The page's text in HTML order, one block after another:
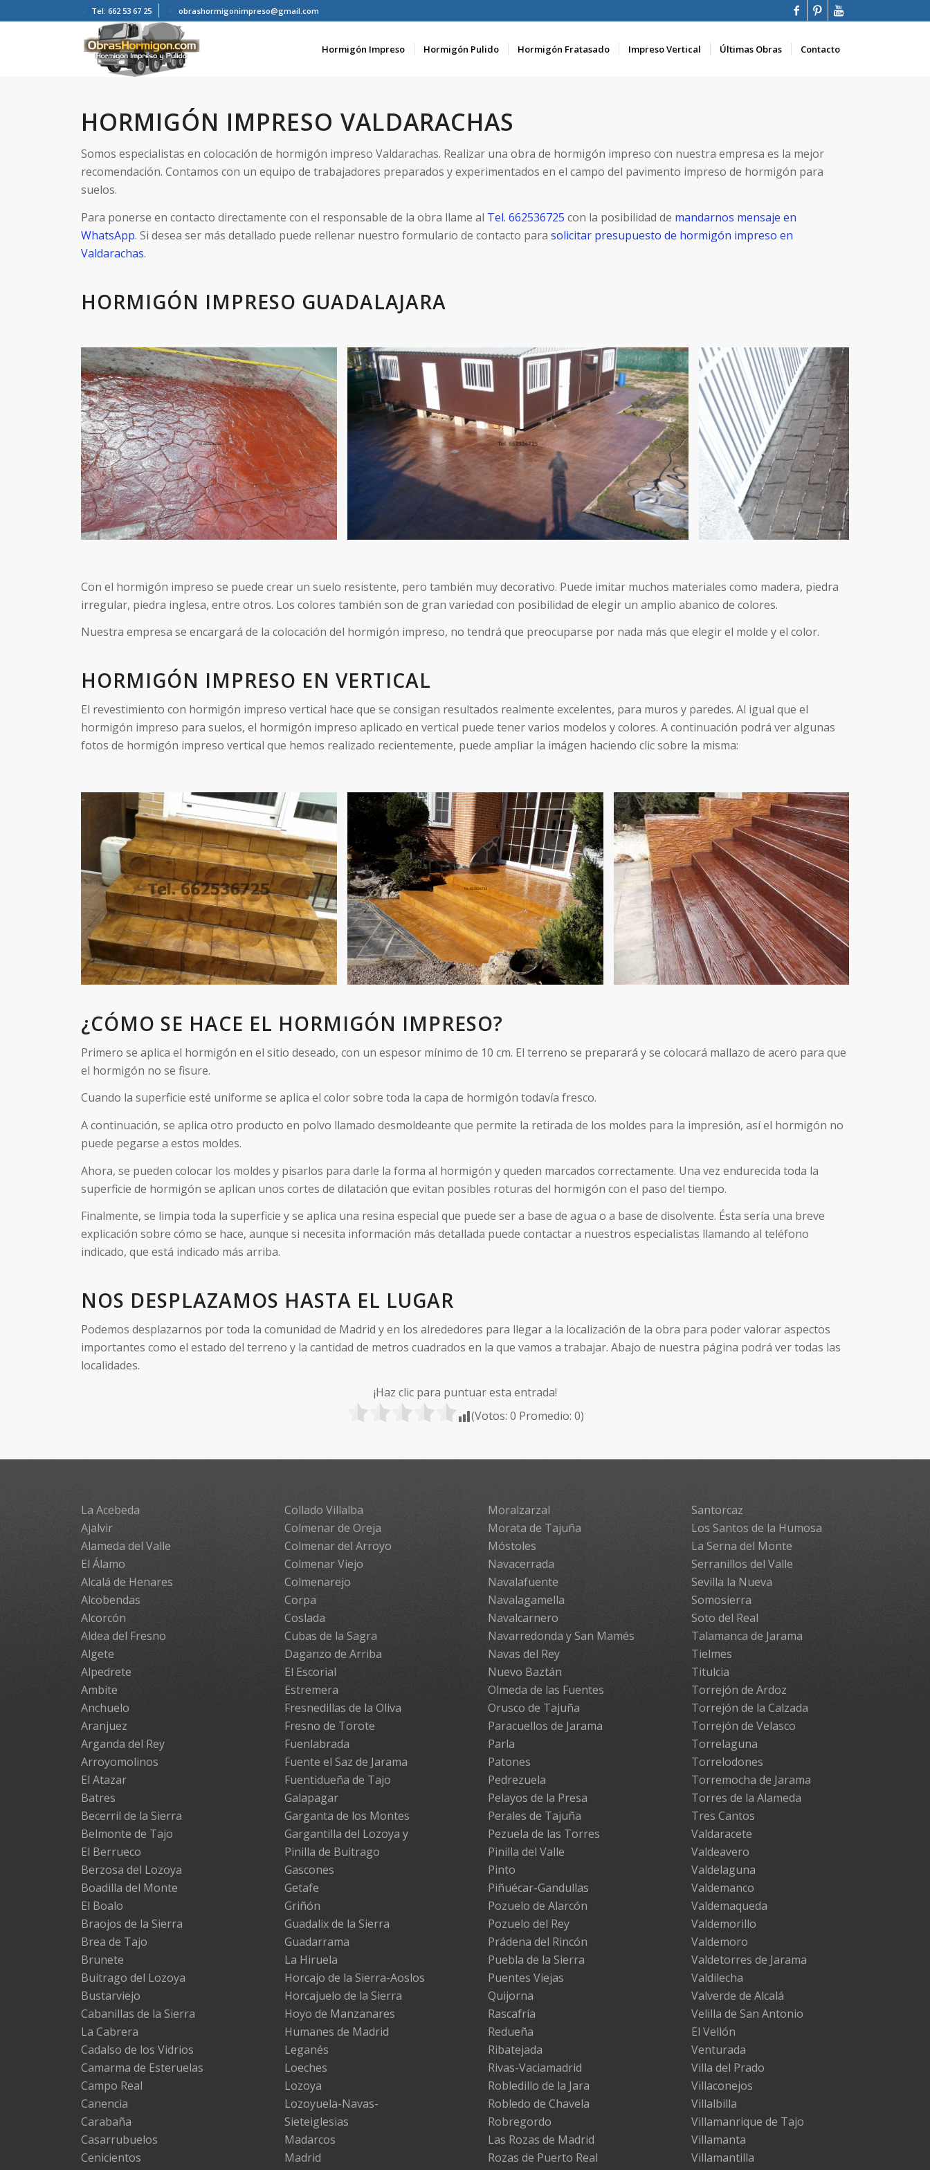
Tel: 662 53 67 25 obrashormigonimpreso@gmail.com
Hormigón Impreso Hormigón Pulido Hormigón Fratasado Impreso Vertical Últimas Obras Contacto
HORMIGÓN IMPRESO VALDARACHAS
Somos especialistas en colocación de hormigón impreso Valdarachas. Realizar una obra de hormigón impreso con nuestra empresa es la mejor
recomendación. Contamos con un equipo de trabajadores preparados y experimentados en el campo del pavimento impreso de hormigón para
suelos.
Para ponerse en contacto directamente con el responsable de la obra llame al Tel. 662536725 con la posibilidad de mandarnos mensaje en
WhatsApp. Si desea ser más detallado puede rellenar nuestro formulario de contacto parasolicitar presupuesto de hormigón impreso en
Valdarachas.
HORMIGÓN IMPRESO GUADALAJARA
Con el hormigón impreso se puede crear un suelo resistente, pero también muy decorativo. Puede imitar muchos materiales como madera, piedra
irregular, piedra inglesa, entre otros. Los colores también son de gran variedad con posibilidad de elegir un amplio abanico de colores.
Nuestra empresa se encargará de la colocación del hormigón impreso, no tendrá que preocuparse por nada más que elegir el molde y el color.
HORMIGÓN IMPRESO EN VERTICAL
El revestimiento con hormigón impreso vertical hace que se consigan resultados realmente excelentes, para muros y paredes. Al igual que el
hormigón impreso para suelos, el hormigón impreso aplicado en vertical puede tener varios modelos y colores. A continuación podrá ver algunas
fotos de hormigón impreso vertical que hemos realizado recientemente, puede ampliar la imágen haciendo clic sobre la misma:
¿CÓMO SE HACE EL HORMIGÓN IMPRESO?
Primero se aplica el hormigón en el sitio deseado, con un espesor mínimo de 10 cm. El terreno se preparará y se colocará mallazo de acero para que
el hormigón no se fisure.
Cuando la superficie esté uniforme se aplica el color sobre toda la capa de hormigón todavía fresco.
A continuación, se aplica otro producto en polvo llamado desmoldeante que permite la retirada de los moldes para la impresión, así el hormigón no
puede pegarse a estos moldes.
Ahora, se pueden colocar los moldes y pisarlos para darle la forma al hormigón y queden marcados correctamente. Una vez endurecida toda la
superficie de hormigón se aplican unos cortes de dilatación que evitan posibles roturas del hormigón con el paso del tiempo.
Finalmente, se limpia toda la superficie y se aplica una resina especial que puede ser a base de agua o a base de disolvente. Ésta sería una breve
explicación sobre cómo se hace, aunque si necesita información más detallada puede contactar a nuestros especialistas llamando al teléfono
indicado, que está indicado más arriba.
NOS DESPLAZAMOS HASTA EL LUGAR
Podemos desplazarnos por toda la comunidad de Madrid y en los alrededores para llegar a la localización de la obra para poder valorar aspectos
importantes como el estado del terreno y la cantidad de metros cuadrados en la que vamos a trabajar. Abajo de nuestra página podrá ver todas las
localidades.
¡Haz clic para puntuar esta entrada!
(Votos: 0 Promedio: 0)
La Acebeda
Ajalvir
Alameda del Valle
El Álamo
Alcalá de Henares
Alcobendas
Alcorcón
Aldea del Fresno
Algete
Alpedrete
Ambite
Anchuelo
Aranjuez
Arganda del Rey
Arroyomolinos
El Atazar
Batres
Becerril de la Sierra
Belmonte de Tajo
El Berrueco
Berzosa del Lozoya
Boadilla del Monte
El Boalo
Braojos de la Sierra
Brea de Tajo
Brunete
Buitrago del Lozoya
Bustarviejo
Cabanillas de la Sierra
La Cabrera
Cadalso de los Vidrios
Camarma de Esteruelas
Campo Real
Canencia
Carabaña
Casarrubuelos
Cenicientos
Collado Villalba
Colmenar de Oreja
Colmenar del Arroyo
Colmenar Viejo
Colmenarejo
Corpa
Coslada
Cubas de la Sagra
Daganzo de Arriba
El Escorial
Estremera
Fresnedillas de la Oliva
Fresno de Torote
Fuenlabrada
Fuente el Saz de Jarama
Fuentidueña de Tajo
Galapagar
Garganta de los Montes
Gargantilla del Lozoya y
Pinilla de Buitrago
Gascones
Getafe
Griñón
Guadalix de la Sierra
Guadarrama
La Hiruela
Horcajo de la Sierra-Aoslos
Horcajuelo de la Sierra
Hoyo de Manzanares
Humanes de Madrid
Leganés
Loeches
Lozoya
Lozoyuela-Navas-
Sieteiglesias
Madarcos
Madrid
Moralzarzal
Morata de Tajuña
Móstoles
Navacerrada
Navalafuente
Navalagamella
Navalcarnero
Navarredonda y San Mamés
Navas del Rey
Nuevo Baztán
Olmeda de las Fuentes
Orusco de Tajuña
Paracuellos de Jarama
Parla
Patones
Pedrezuela
Pelayos de la Presa
Perales de Tajuña
Pezuela de las Torres
Pinilla del Valle
Pinto
Piñuécar-Gandullas
Pozuelo de Alarcón
Pozuelo del Rey
Prádena del Rincón
Puebla de la Sierra
Puentes Viejas
Quijorna
Rascafría
Redueña
Ribatejada
Rivas-Vaciamadrid
Robledillo de la Jara
Robledo de Chavela
Robregordo
Las Rozas de Madrid
Rozas de Puerto Real
Santorcaz
Los Santos de la Humosa
La Serna del Monte
Serranillos del Valle
Sevilla la Nueva
Somosierra
Soto del Real
Talamanca de Jarama
Tielmes
Titulcia
Torrejón de Ardoz
Torrejón de la Calzada
Torrejón de Velasco
Torrelaguna
Torrelodones
Torremocha de Jarama
Torres de la Alameda
Tres Cantos
Valdaracete
Valdeavero
Valdelaguna
Valdemanco
Valdemaqueda
Valdemorillo
Valdemoro
Valdetorres de Jarama
Valdilecha
Valverde de Alcalá
Velilla de San Antonio
El Vellón
Venturada
Villa del Prado
Villaconejos
Villalbilla
Villamanrique de Tajo
Villamanta
Villamantilla